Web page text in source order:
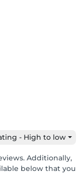
- High to low
Additionally,
below that you